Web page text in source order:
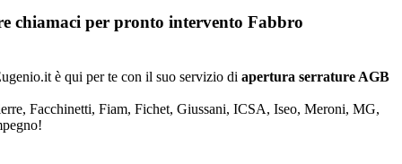
chiamaci per pronto intervento Fabbro
è qui per te con il suo servizio di apertura serrature AGB
Facchinetti, Fiam, Fichet, Giussani, ICSA, Iseo, Meroni, MG,